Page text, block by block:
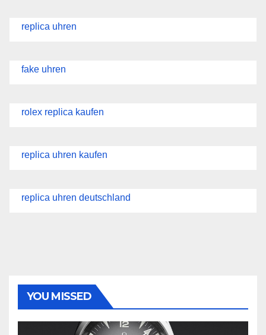
replica uhren
fake uhren
rolex replica kaufen
replica uhren kaufen
replica uhren deutschland
YOU MISSED